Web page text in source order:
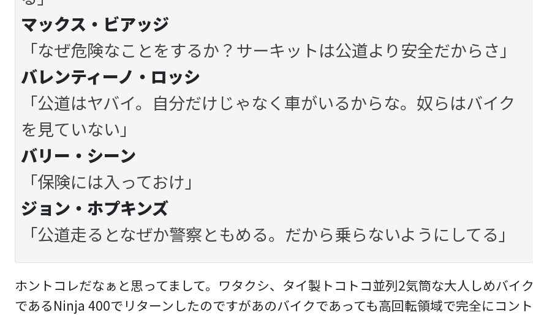
マックス・ビアッジ
「なぜ危険なことをするか？サーキットは公道より安全だからさ」
バレンティーノ・ロッシ
「公道はヤバイ。自分だけじゃなく車がいるからな。奴らはバイク
を見ていない」
バリー・シーン
「保険には入っておけ」
ジョン・ホプキンズ
「公道走るとなぜか警察ともめる。だから乗らないようにしてる」
ホントコレだなぁと思ってまして。ワタクシ、タイ製トコトコ並列2気筒な大人しめバイク
であるNinja 400でリターンしたのですがあのバイクであっても高回転領域で完全にコント